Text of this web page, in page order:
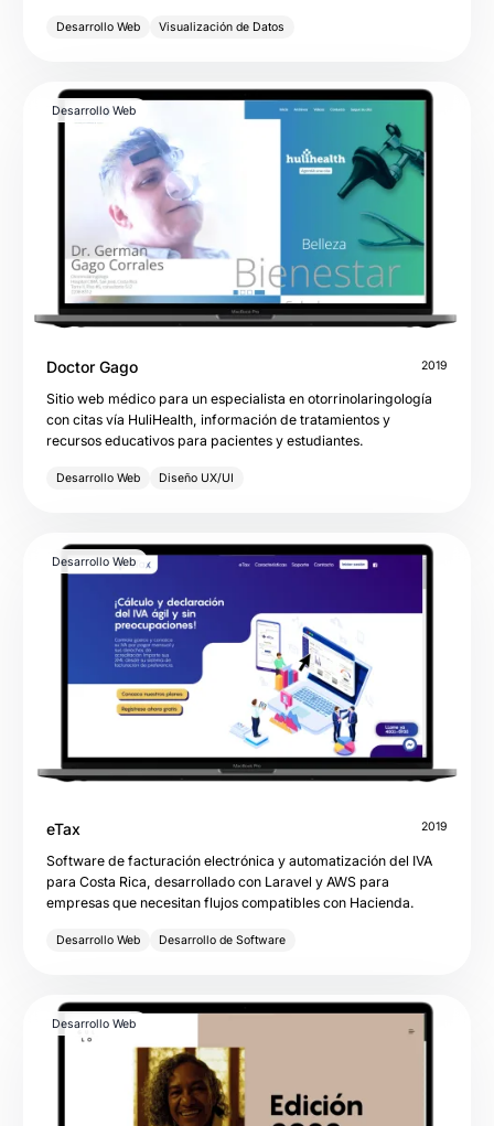
Desarrollo Web Visualización de Datos
Desarrollo Web
Doctor Gago 2019
Sitio web médico para un especialista en otorrinolaringología
con citas vía HuliHealth, información de tratamientos y
recursos educativos para pacientes y estudiantes.
Desarrollo Web Diseño UX/UI
Desarrollo Web
eTax 2019
Software de facturación electrónica y automatización del IVA
para Costa Rica, desarrollado con Laravel y AWS para
empresas que necesitan flujos compatibles con Hacienda.
Desarrollo Web Desarrollo de Software
Desarrollo Web